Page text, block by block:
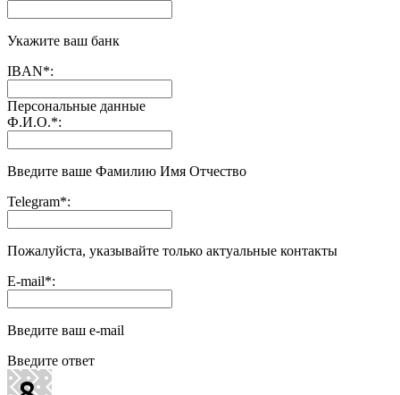
Укажите ваш банк
IBAN*:
Персональные данные
Ф.И.О.*:
Введите ваше Фамилию Имя Отчество
Telegram*:
Пожалуйста, указывайте только актуальные контакты
E-mail*:
Введите ваш e-mail
Введите ответ